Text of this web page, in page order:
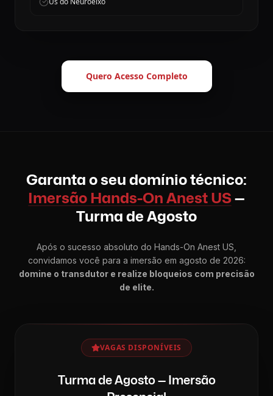
Quero Acesso Completo
Garanta o seu domínio técnico:
Imersão Hands-On Anest US—
Turma de Agosto
Após o sucesso absoluto do Hands-On Anest US,
convidamos você para a imersão em agosto de 2026:
domine o transdutor e realize bloqueios com precisão
de elite.
VAGAS DISPONÍVEIS
Turma de Agosto — Imersão